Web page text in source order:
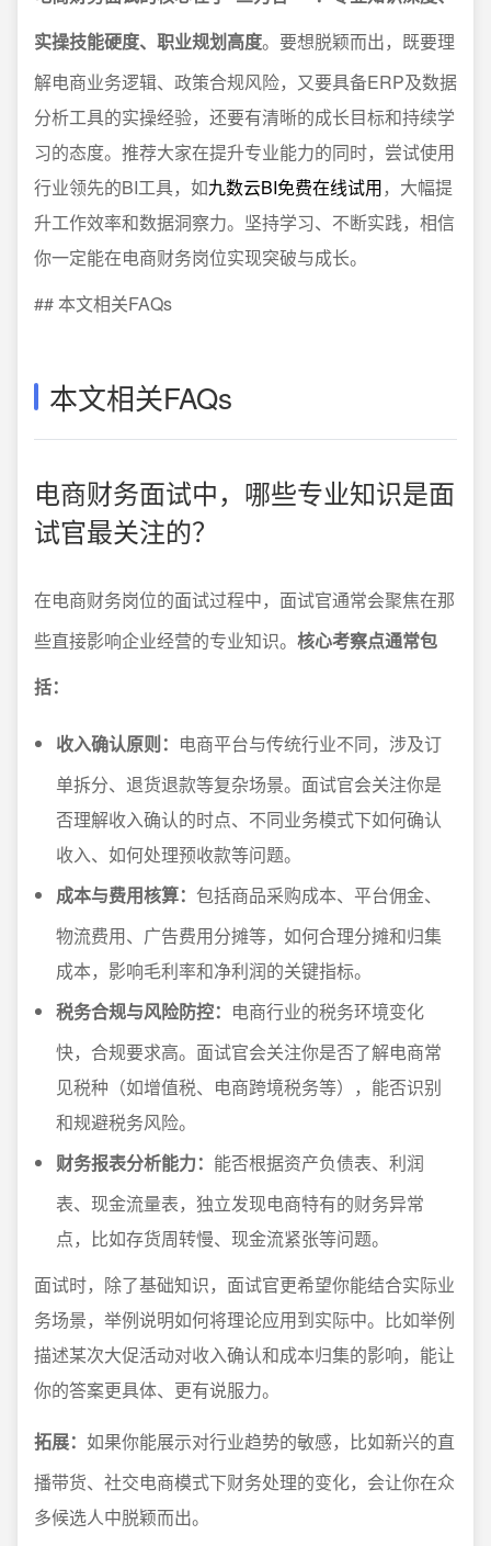
实操技能硬度、职业规划高度。要想脱颖而出，既要理
解电商业务逻辑、政策合规风险，又要具备ERP及数据
分析工具的实操经验，还要有清晰的成长目标和持续学
习的态度。推荐大家在提升专业能力的同时，尝试使用
行业领先的BI工具，如九数云BI免费在线试用，大幅提
升工作效率和数据洞察力。坚持学习、不断实践，相信
你一定能在电商财务岗位实现突破与成长。
## 本文相关FAQs
本文相关FAQs
电商财务面试中，哪些专业知识是面
试官最关注的？
在电商财务岗位的面试过程中，面试官通常会聚焦在那
些直接影响企业经营的专业知识。 核心考察点通常包
括：
收入确认原则： 电商平台与传统行业不同，涉及订
单拆分、退货退款等复杂场景。面试官会关注你是
否理解收入确认的时点、不同业务模式下如何确认
收入、如何处理预收款等问题。
成本与费用核算： 包括商品采购成本、平台佣金、
物流费用、广告费用分摊等，如何合理分摊和归集
成本，影响毛利率和净利润的关键指标。
税务合规与风险防控： 电商行业的税务环境变化
快，合规要求高。面试官会关注你是否了解电商常
见税种（如增值税、电商跨境税务等），能否识别
和规避税务风险。
财务报表分析能力： 能否根据资产负债表、利润
表、现金流量表，独立发现电商特有的财务异常
点，比如存货周转慢、现金流紧张等问题。
面试时，除了基础知识，面试官更希望你能结合实际业
务场景，举例说明如何将理论应用到实际中。比如举例
描述某次大促活动对收入确认和成本归集的影响，能让
你的答案更具体、更有说服力。
拓展： 如果你能展示对行业趋势的敏感，比如新兴的直
播带货、社交电商模式下财务处理的变化，会让你在众
多候选人中脱颖而出。